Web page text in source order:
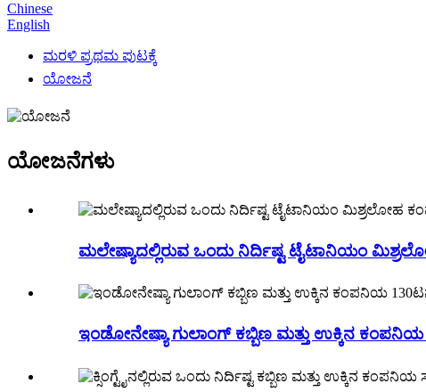
Chinese
English
ಮರಳಿ ಪ್ರಥಮ ಪುಟಕ್ಕೆ
ಯೋಜನೆ
ಯೋಜನೆಗಳು
ಮಲೇಷ್ಯಾದಲ್ಲಿರುವ ಒಂದು ನಿರ್ದಿಷ್ಟ ಟೈಟಾನಿಯಂ
ಇಂಡೋನೇಷ್ಯಾ ಗುಲಾಂಗ್ ಕಬ್ಬಿಣ ಮತ್ತು ಉಕ್ಕಿನ